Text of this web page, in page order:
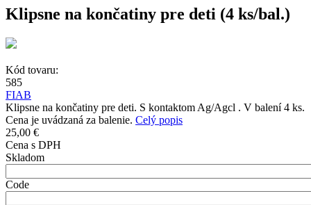
Klipsne na končatiny pre deti (4 ks/bal.)
Kód tovaru:
585
FIAB
Klipsne na končatiny pre deti. S kontaktom Ag/Agcl . V balení 4 ks.
Cena je uvádzaná za balenie. Celý popis
25,00 €
Cena s DPH
Skladom
Code